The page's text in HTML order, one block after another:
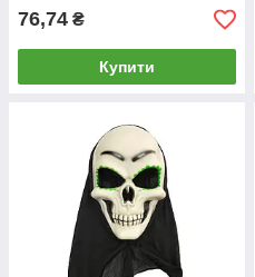
76,74 ₴
Купити